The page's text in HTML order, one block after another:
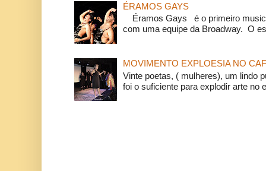
ÉRAMOS GAYS
Éramos Gays é o primeiro
com uma equipe da Broadway. O
MOVIMENTO EXPLOESIA NO
Vinte poetas, ( mulheres), um lindo
foi o suficiente para explodir arte no